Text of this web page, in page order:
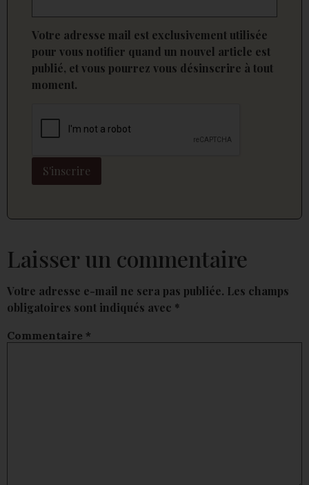
Votre adresse mail est exclusivement utilisée
pour vous notifier quand un nouvel article est
publié, et vous pourrez vous désinscrire à tout
moment.
Laisser un commentaire
Votre adresse e-mail ne sera pas publiée. Les champs
obligatoires sont indiqués avec *
Commentaire *